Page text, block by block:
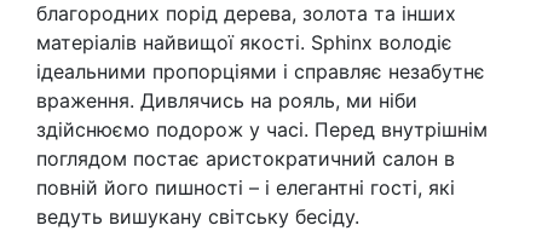
благородних порід дерева, золота та інших
матеріалів найвищої якості. Sphinx володіє
ідеальними пропорціями і справляє незабутнє
враження. Дивлячись на рояль, ми ніби
здійснюємо подорож у часі. Перед внутрішнім
поглядом постає аристократичний салон в
повній його пишності – і елегантні гості, які
ведуть вишукану світську бесіду.